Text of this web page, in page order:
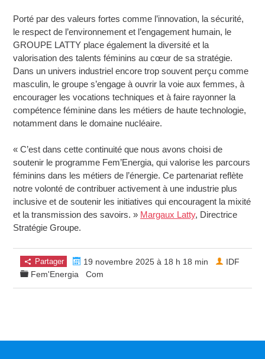
Porté par des valeurs fortes comme l’innovation, la sécurité,
le respect de l’environnement et l’engagement humain, le
GROUPE LATTY place également la diversité et la
valorisation des talents féminins au cœur de sa stratégie.
Dans un univers industriel encore trop souvent perçu comme
masculin, le groupe s’engage à ouvrir la voie aux femmes, à
encourager les vocations techniques et à faire rayonner la
compétence féminine dans les métiers de haute technologie,
notamment dans le domaine nucléaire.
« C’est dans cette continuité que nous avons choisi de
soutenir le programme Fem’Energia, qui valorise les parcours
féminins dans les métiers de l’énergie. Ce partenariat reflète
notre volonté de contribuer activement à une industrie plus
inclusive et de soutenir les initiatives qui encouragent la mixité
et la transmission des savoirs. » Margaux Latty, Directrice
Stratégie Groupe.
Partager
19 novembre 2025 à 18 h 18 min
Fem'Energia
IDF
Com